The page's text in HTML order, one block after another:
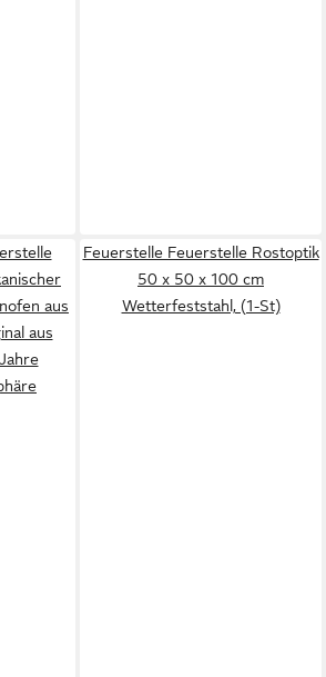
aus
aus
Feuerstelle Feuerstelle Rostoptik
50 x 50 x 100 cm
Wetterfeststahl, (1-St)